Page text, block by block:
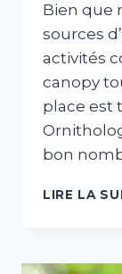
Bien que
sources
activités
canopy
place est
bon
LIRE LA